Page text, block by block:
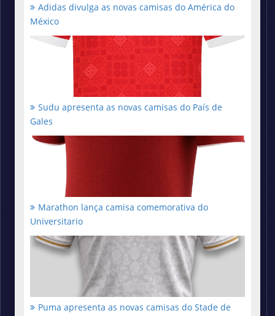
Adidas divulga as novas camisas do América do
México
Sudu apresenta as novas camisas do País de
Gales
Marathon lança camisa comemorativa do
Universitario
Puma apresenta as novas camisas do Stade de